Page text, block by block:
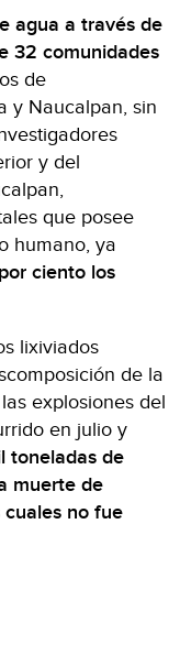
agua a través de
32 comunidades
de
y Naucalpan, sin
y del
que posee
humano, ya
ciento los
lixiviados
de la
explosiones del
en julio y
toneladas de
muerte de
cuales no fue